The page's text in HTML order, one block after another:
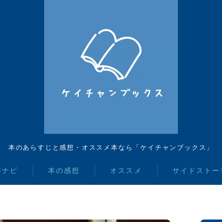
本のあらすじと感想・オススメ本なら「ケイチャンブックス」
ビ 本の感想 オススメ サイドストー